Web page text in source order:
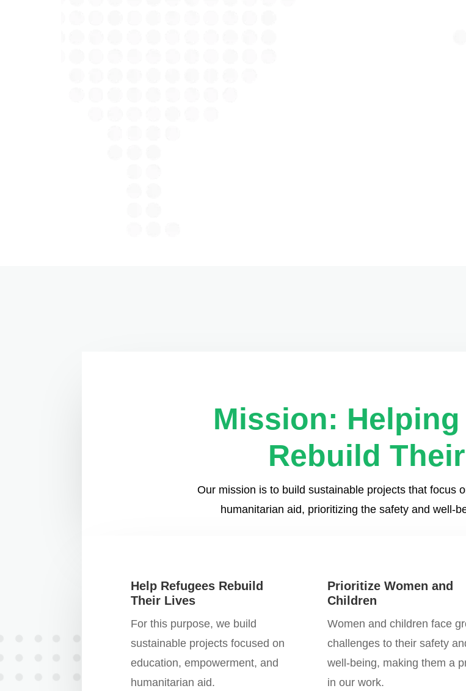
Mission:
Rebuild
Our mission is to build sustainable projects that focus
humanitarian aid, prioritizing the safety and well-
Help Refugees Rebuild
Their Lives
For this purpose, we build
sustainable projects focused on
education, empowerment, and
humanitarian aid.
Prioritize Women and
Children
Women and children face
challenges to their safety
well-being, making them a
in our work.